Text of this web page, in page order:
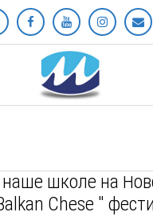
- школска
школе на
Chese "